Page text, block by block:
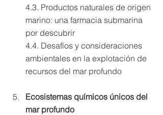
4.3. Productos naturales de origen
marino: una farmacia submarina
por descubrir
4.4. Desafíos y consideraciones
ambientales en la explotación de
recursos del mar profundo
Ecosistemas químicos únicos del
mar profundo